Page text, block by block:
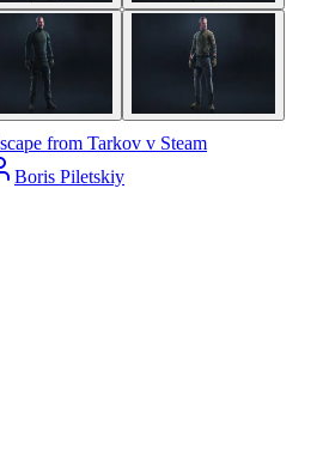
from Tarkov v Steam
Boris Piletskiy